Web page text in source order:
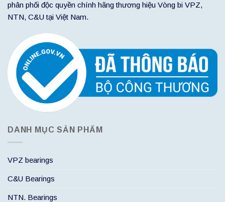
phân phối độc quyền chính hãng thương hiệu Vòng bi VPZ,
NTN, C&U tại Việt Nam.
DANH MỤC SẢN PHẨM
VPZ bearings
C&U Bearings
NTN. Bearings